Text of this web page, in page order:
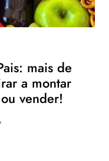
mais de
a montar
vender!